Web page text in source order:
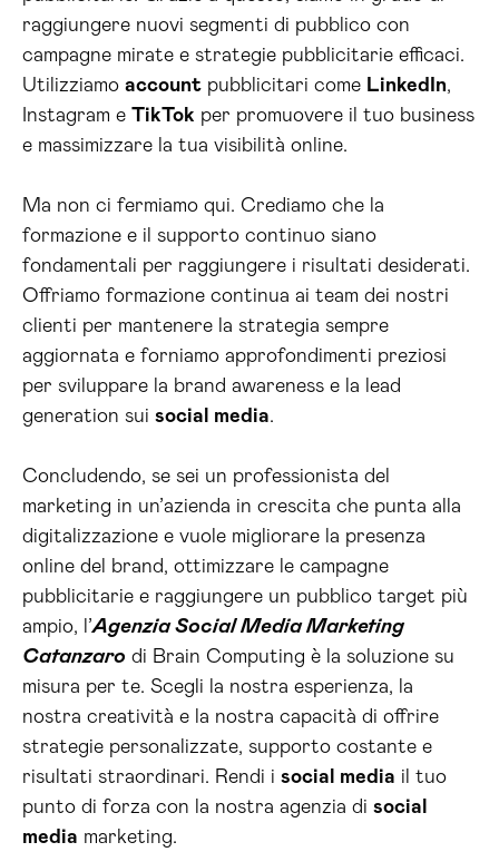
raggiungere nuovi segmenti di pubblico con
campagne mirate e strategie pubblicitarie efficaci.
Utilizziamo account pubblicitari come LinkedIn,
Instagram e TikTok per promuovere il tuo business
e massimizzare la tua visibilità online.
Ma non ci fermiamo qui. Crediamo che la
formazione e il supporto continuo siano
fondamentali per raggiungere i risultati desiderati.
Offriamo formazione continua ai team dei nostri
clienti per mantenere la strategia sempre
aggiornata e forniamo approfondimenti preziosi
per sviluppare la brand awareness e la lead
generation sui social media.
Concludendo, se sei un professionista del
marketing in un’azienda in crescita che punta alla
digitalizzazione e vuole migliorare la presenza
online del brand, ottimizzare le campagne
pubblicitarie e raggiungere un pubblico target più
ampio, l’Agenzia Social Media Marketing
Catanzaro di Brain Computing è la soluzione su
misura per te. Scegli la nostra esperienza, la
nostra creatività e la nostra capacità di offrire
strategie personalizzate, supporto costante e
risultati straordinari. Rendi i social media il tuo
punto di forza con la nostra agenzia di social
media marketing.